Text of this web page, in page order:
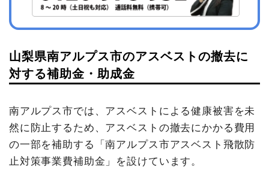
山梨県南アルプス市のアスベストの撤去に
対する補助金・助成金
南アルプス市では、アスベストによる健康被害を未
然に防止するため、アスベストの撤去にかかる費用
の一部を補助する「南アルプス市アスベスト飛散防
止対策事業費補助金」を設けています。